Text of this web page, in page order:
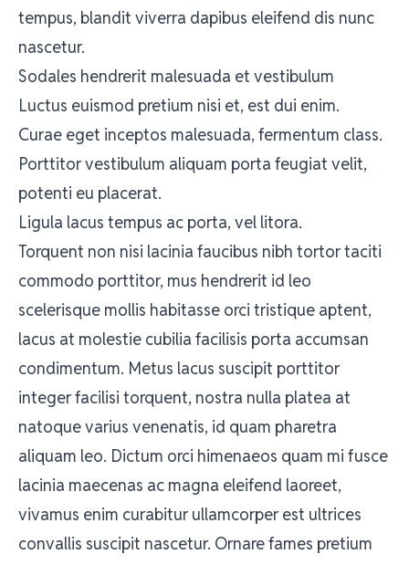
tempus, blandit viverra dapibus eleifend dis nunc
nascetur.
Sodales hendrerit malesuada et vestibulum
Luctus euismod pretium nisi et, est dui enim.
Curae eget inceptos malesuada, fermentum class.
Porttitor vestibulum aliquam porta feugiat velit,
potenti eu placerat.
Ligula lacus tempus ac porta, vel litora.
Torquent non nisi lacinia faucibus nibh tortor taciti
commodo porttitor, mus hendrerit id leo
scelerisque mollis habitasse orci tristique aptent,
lacus at molestie cubilia facilisis porta accumsan
condimentum. Metus lacus suscipit porttitor
integer facilisi torquent, nostra nulla platea at
natoque varius venenatis, id quam pharetra
aliquam leo. Dictum orci himenaeos quam mi fusce
lacinia maecenas ac magna eleifend laoreet,
vivamus enim curabitur ullamcorper est ultrices
convallis suscipit nascetur. Ornare fames pretium